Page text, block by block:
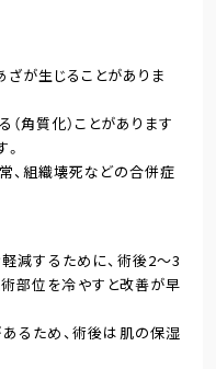
ざが生じることがありま
角質化）ことがあります
、組織壊死などの合併症
減するために、術後2～3
部位を冷やすと改善が早
るため、術後は肌の保湿